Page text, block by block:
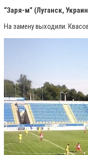
“Заря-м” (Луганск,
На замену выходили: